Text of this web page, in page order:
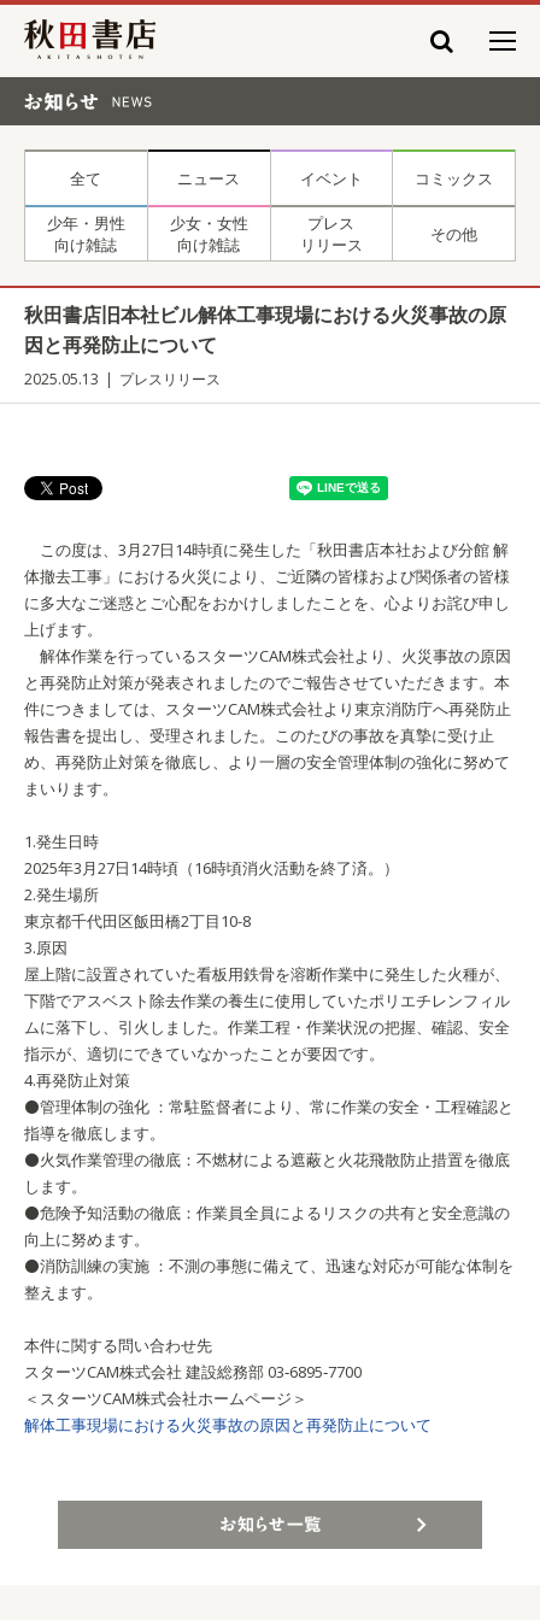
秋田書店
全て ニュース イベント コミックス
少年・男性
向け雑誌
少女・女性
向け雑誌
プレス
リリース
その他
秋田書店旧本社ビル解体工事現場における火災事故の原
因と再発防止について
2025.05.13 プレスリリース
この度は、3月27日14時頃に発生した「秋田書店本社および分館 解
体撤去工事」における火災により、ご近隣の皆様および関係者の皆様
に多大なご迷惑とご心配をおかけしましたことを、心よりお詫び申し
上げます。
解体作業を行っているスターツCAM株式会社より、火災事故の原因
と再発防止対策が発表されましたのでご報告させていただきます。本
件につきましては、スターツCAM株式会社より東京消防庁へ再発防止
報告書を提出し、受理されました。このたびの事故を真摯に受け止
め、再発防止対策を徹底し、より一層の安全管理体制の強化に努めて
まいります。
1.発生日時
2025年3月27日14時頃（16時頃消火活動を終了済。）
2.発生場所
東京都千代田区飯田橋2丁目10-8
3.原因
屋上階に設置されていた看板用鉄骨を溶断作業中に発生した火種が、
下階でアスベスト除去作業の養生に使用していたポリエチレンフィル
ムに落下し、引火しました。作業工程・作業状況の把握、確認、安全
指示が、適切にできていなかったことが要因です。
4.再発防止対策
⚫管理体制の強化 ：常駐監督者により、常に作業の安全・工程確認と
指導を徹底します。
⚫火気作業管理の徹底：不燃材による遮蔽と火花飛散防止措置を徹底
します。
⚫危険予知活動の徹底：作業員全員によるリスクの共有と安全意識の
向上に努めます。
⚫消防訓練の実施 ：不測の事態に備えて、迅速な対応が可能な体制を
整えます。
本件に関する問い合わせ先
スターツCAM株式会社 建設総務部 03‐6895‐7700
＜スターツCAM株式会社ホームページ＞
解体工事現場における火災事故の原因と再発防止について